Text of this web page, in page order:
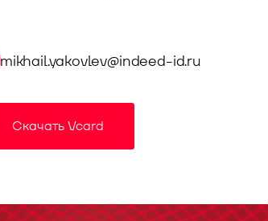
mikhail.yakovlev@indeed-id.ru
Скачать Vcard